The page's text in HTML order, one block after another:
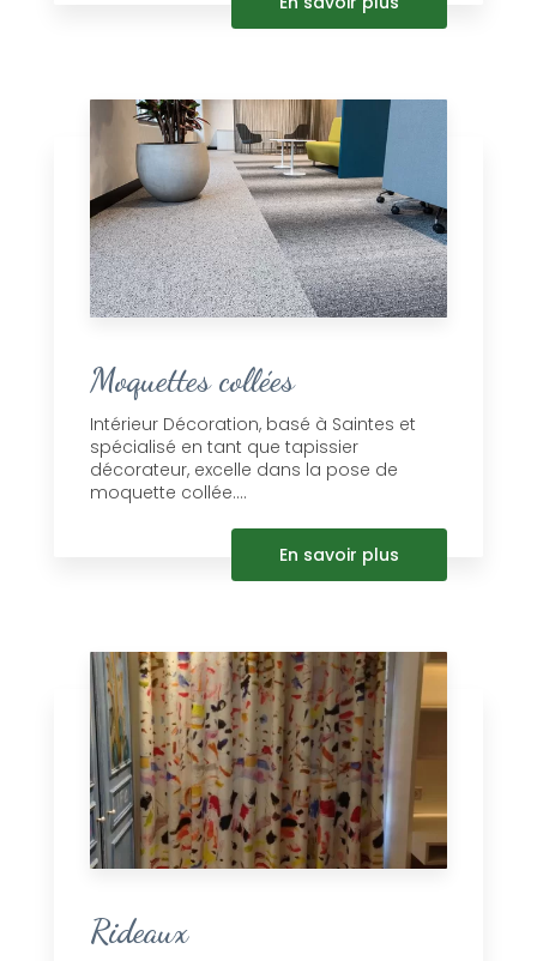
Moquettes collées
Intérieur Décoration, basé à Saintes et
spécialisé en tant que tapissier
décorateur, excelle dans la pose de
moquette collée....
En savoir plus
Rideaux